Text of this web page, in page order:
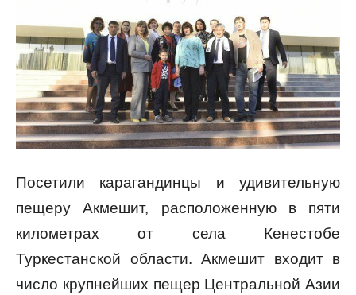
Посетили карагандинцы и удивительную
пещеру Акмешит, расположенную в пяти
километрах от села Кенестобе
Туркестанской области. Акмешит входит в
число крупнейших пещер Центральной Азии